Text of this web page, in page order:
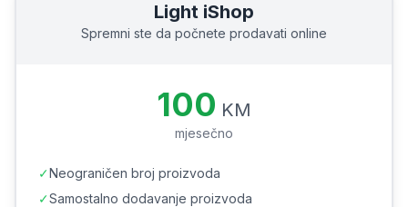
Light iShop
Spremni ste da počnete prodavati online
100 KM
mjesečno
✓Neograničen broj proizvoda
✓Samostalno dodavanje proizvoda